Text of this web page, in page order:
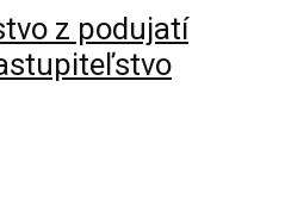
z podujatí